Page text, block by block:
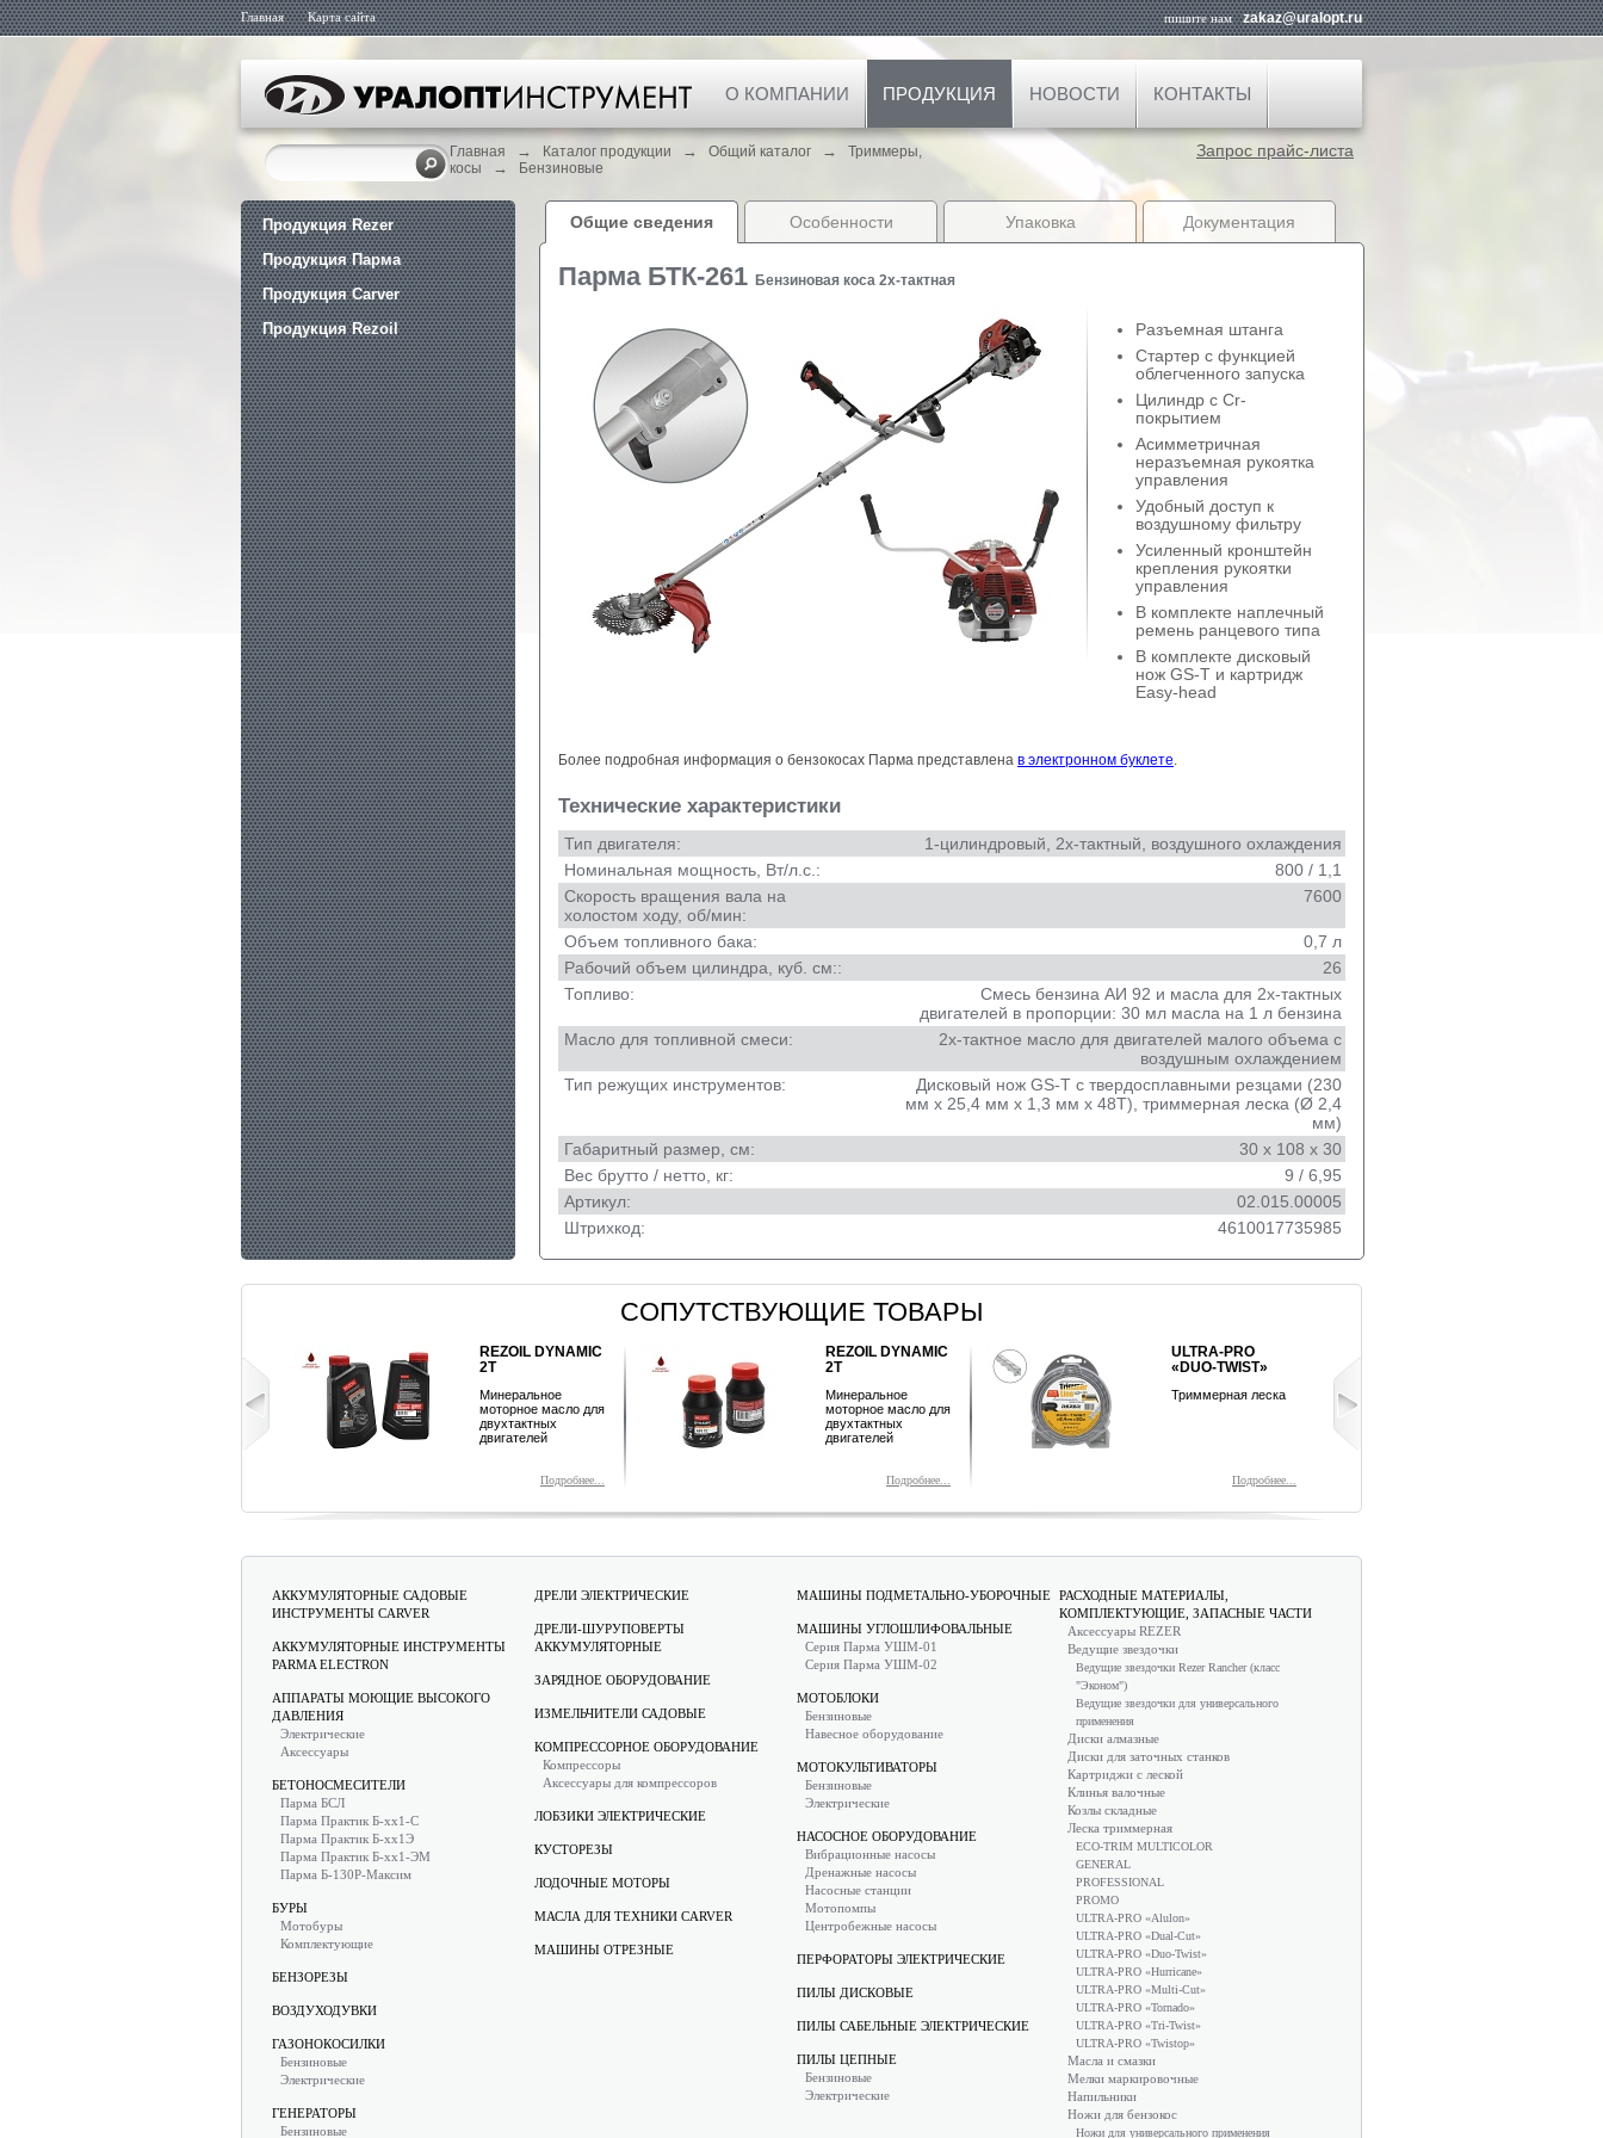
Главная Карта сайта пишите намzakaz@uralopt.ru
О КОМПАНИИ ПРОДУКЦИЯ НОВОСТИ КОНТАКТЫ
Главная → Каталог продукции → Общий каталог →
Триммеры,
косы
→ Бензиновые
Запрос прайс-листа
Продукция Rezer
Продукция Парма
Продукция Carver
Продукция Rezoil
Общие сведения Особенности Упаковка Документация
Парма БТК-261 Бензиновая коса 2x-тактная
Разъемная штанга
Стартер с функцией
облегченного запуска
Цилиндр с Cr-
покрытием
Асимметричная
неразъемная рукоятка
управления
Удобный доступ к
воздушному фильтру
Усиленный кронштейн
крепления рукоятки
управления
В комплекте наплечный
ремень ранцевого типа
В комплекте дисковый
нож GS-T и картридж
Easy-head
Более подробная информация о бензокосах Парма представлена в электронном буклете.
Технические характеристики
Тип двигателя:
1-цилиндровый, 2х-тактный, воздушного охлаждения
Номинальная мощность, Вт/л.с.:
800 / 1,1
Скорость вращения вала на
холостом ходу, об/мин:
7600
Объем топливного бака:
0,7 л
Рабочий объем цилиндра, куб. см::
26
Топливо:
Смесь бензина АИ 92 и масла для 2х-тактных
двигателей в пропорции: 30 мл масла на 1 л бензина
Масло для топливной смеси:
2х-тактное масло для двигателей малого объема с
воздушным охлаждением
Тип режущих инструментов:
Дисковый нож GS-T с твердосплавными резцами (230
мм х 25,4 мм х 1,3 мм x 48Т), триммерная леска (Ø 2,4
мм)
Габаритный размер, см:
30 х 108 х 30
Вес брутто / нетто, кг:
9 / 6,95
Артикул:
02.015.00005
Штрихкод:
4610017735985
СОПУТСТВУЮЩИЕ ТОВАРЫ
REZOIL DYNAMIC
2T
Минеральное
моторное масло для
двухтактных
двигателей
Подробнее...
REZOIL DYNAMIC
2T
Минеральное
моторное масло для
двухтактных
двигателей
Подробнее...
ULTRA-PRO
«DUO-TWIST»
Триммерная леска
Подробнее...
АККУМУЛЯТОРНЫЕ САДОВЫЕ
ИНСТРУМЕНТЫ CARVER
АККУМУЛЯТОРНЫЕ ИНСТРУМЕНТЫ
PARMA ELECTRON
АППАРАТЫ МОЮЩИЕ ВЫСОКОГО
ДАВЛЕНИЯ
Электрические
Аксессуары
БЕТОНОСМЕСИТЕЛИ
Парма БСЛ
Парма Практик Б-хх1-С
Парма Практик Б-хх1Э
Парма Практик Б-хх1-ЭМ
Парма Б-130Р-Максим
БУРЫ
Мотобуры
Комплектующие
БЕНЗОРЕЗЫ
ВОЗДУХОДУВКИ
ГАЗОНОКОСИЛКИ
Бензиновые
Электрические
ГЕНЕРАТОРЫ
Бензиновые
ДРЕЛИ ЭЛЕКТРИЧЕСКИЕ
ДРЕЛИ-ШУРУПОВЕРТЫ
АККУМУЛЯТОРНЫЕ
ЗАРЯДНОЕ ОБОРУДОВАНИЕ
ИЗМЕЛЬЧИТЕЛИ САДОВЫЕ
КОМПРЕССОРНОЕ ОБОРУДОВАНИЕ
Компрессоры
Аксессуары для компрессоров
ЛОБЗИКИ ЭЛЕКТРИЧЕСКИЕ
КУСТОРЕЗЫ
ЛОДОЧНЫЕ МОТОРЫ
МАСЛА ДЛЯ ТЕХНИКИ CARVER
МАШИНЫ ОТРЕЗНЫЕ
МАШИНЫ ПОДМЕТАЛЬНО-УБОРОЧНЫЕ
МАШИНЫ УГЛОШЛИФОВАЛЬНЫЕ
Серия Парма УШМ-01
Серия Парма УШМ-02
МОТОБЛОКИ
Бензиновые
Навесное оборудование
МОТОКУЛЬТИВАТОРЫ
Бензиновые
Электрические
НАСОСНОЕ ОБОРУДОВАНИЕ
Вибрационные насосы
Дренажные насосы
Насосные станции
Мотопомпы
Центробежные насосы
ПЕРФОРАТОРЫ ЭЛЕКТРИЧЕСКИЕ
ПИЛЫ ДИСКОВЫЕ
ПИЛЫ САБЕЛЬНЫЕ ЭЛЕКТРИЧЕСКИЕ
ПИЛЫ ЦЕПНЫЕ
Бензиновые
Электрические
РАСХОДНЫЕ МАТЕРИАЛЫ,
КОМПЛЕКТУЮЩИЕ, ЗАПАСНЫЕ ЧАСТИ
Аксессуары REZER
Ведущие звездочки
Ведущие звездочки Rezer Rancher (класс
"Эконом")
Ведущие звездочки для универсального
применения
Диски алмазные
Диски для заточных станков
Картриджи с леской
Клинья валочные
Козлы складные
Леска триммерная
ECO-TRIM MULTICOLOR
GENERAL
PROFESSIONAL
PROMO
ULTRA-PRO «Alulon»
ULTRA-PRO «Dual-Cut»
ULTRA-PRO «Duo-Twist»
ULTRA-PRO «Hurricane»
ULTRA-PRO «Multi-Cut»
ULTRA-PRO «Tornado»
ULTRA-PRO «Tri-Twist»
ULTRA-PRO «Twistop»
Масла и смазки
Мелки маркировочные
Напильники
Ножи для бензокос
Ножи для универсального применения